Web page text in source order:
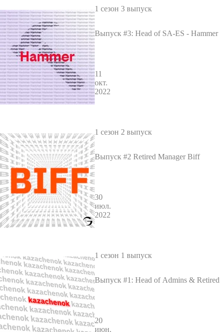
1 сезон 3 выпуск
Выпуск #3: Head of SA-ES - Hammer
11
окт.
2022
1 сезон 2 выпуск
Выпуск #2 Retired Manager Biff
30
июл.
2022
1 сезон 1 выпуск
Выпуск #1: Head of Admins &
20
июн.